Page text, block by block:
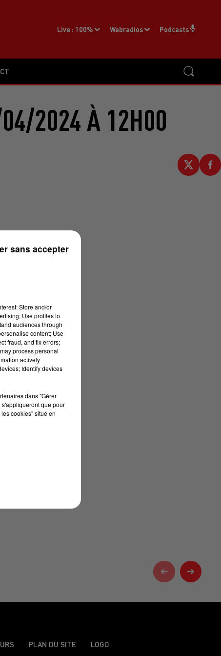
Live : 100% Webradios Podcasts
04/2024 À 12H00
PLAN DU SITE LOGO
Store and/or
Use profiles to
audiences through
content; Use
fraud, and fix errors;
process personal
actively
Identify devices
dans "Gérer
s'appliqueront que pour
cookies" situé en
sans accepter